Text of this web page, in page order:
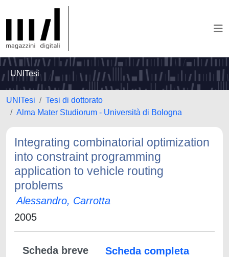
UNITesi
UNITesi
Tesi di dottorato
Alma Mater Studiorum - Università di Bologna
Integrating combinatorial optimization
into constraint programming
application to vehicle routing
problems
Alessandro, Carrotta
2005
Scheda breve
Scheda completa